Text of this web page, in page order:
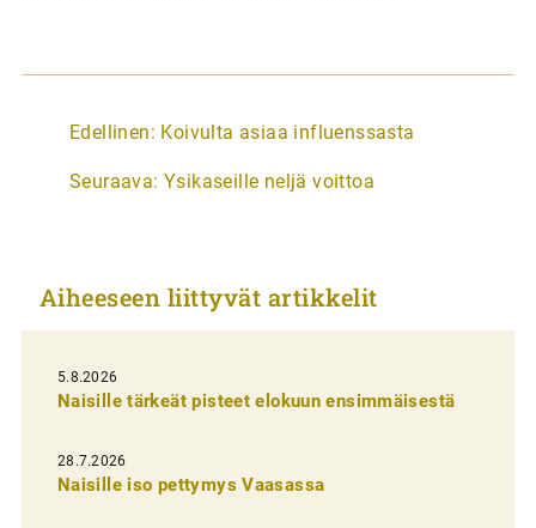
A
t
k
e
l
i
e
n
Edellinen: Koivulta asiaa influenssasta
Seuraava: Ysikaseille neljä voittoa
Aiheeseen liittyvät artikkelit
5.8.2026
Naisille tärkeät pisteet elokuun ensimmäisestä
28.7.2026
Naisille iso pettymys Vaasassa